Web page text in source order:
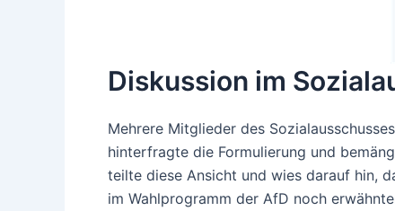
Diskussion im
Mehrere Mitglieder des
hinterfragte die Formulierung und
teilte diese Ansicht und wies darauf hin,
im Wahlprogramm der AfD noch